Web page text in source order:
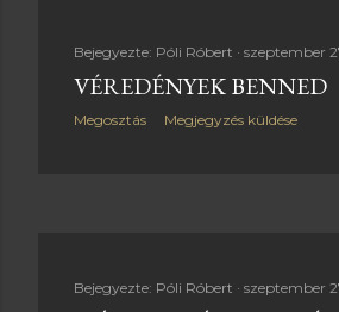
Bejegyezte: Póli Róbert szeptember
VÉREDÉNYEK BENNED
Megosztás Megjegyzés küldése
Bejegyezte: Póli Róbert szeptember